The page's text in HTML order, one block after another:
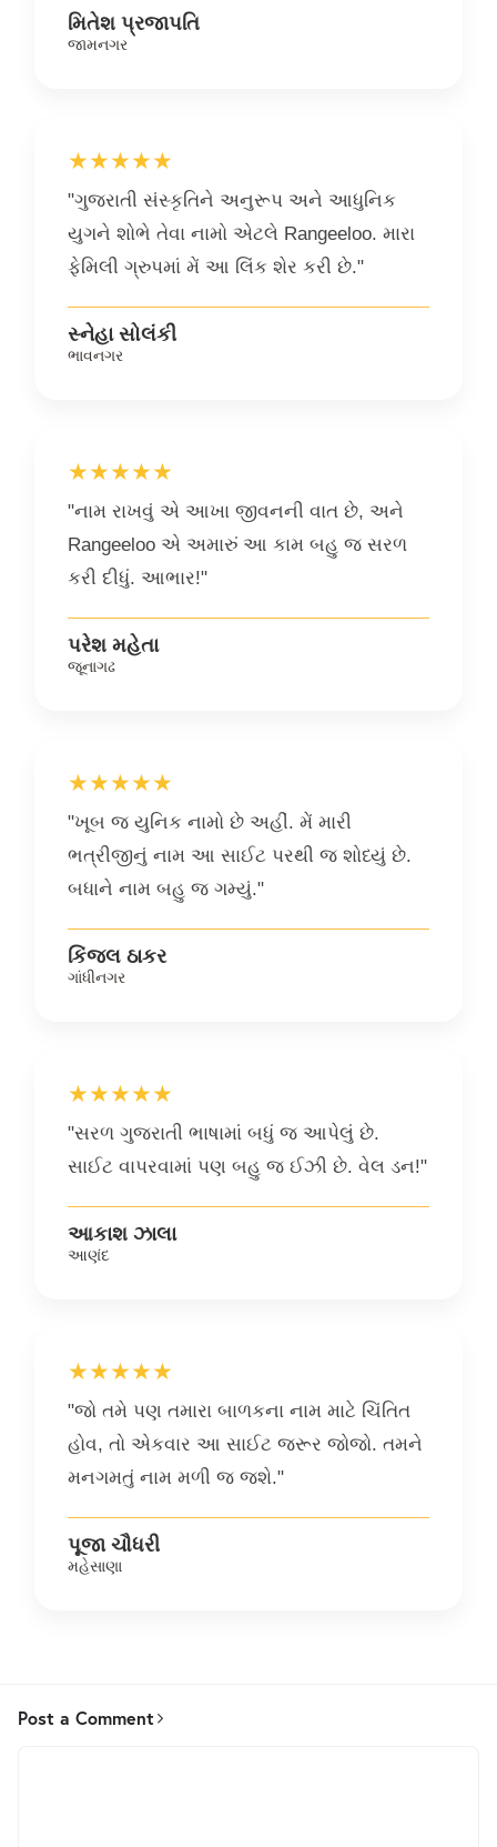
મિતેશ પ્રજાપતિ
જામનગર
★★★★★
"ગુજરાતી સંસ્કૃતિને અનુરૂપ અને આધુનિક
યુગને શોભે તેવા નામો એટલે Rangeeloo. મારા
ફેમિલી ગ્રુપમાં મેં આ લિંક શેર કરી છે."
સ્નેહા સોલંકી
ભાવનગર
★★★★★
"નામ રાખવું એ આખા જીવનની વાત છે, અને
Rangeeloo એ અમારું આ કામ બહુ જ સરળ
કરી દીધું. આભાર!"
પરેશ મહેતા
જૂનાગઢ
★★★★★
"ખૂબ જ યુનિક નામો છે અહીં. મેં મારી
ભત્રીજીનું નામ આ સાઈટ પરથી જ શોધ્યું છે.
બધાને નામ બહુ જ ગમ્યું."
કિંજલ ઠાકર
ગાંધીનગર
★★★★★
"સરળ ગુજરાતી ભાષામાં બધું જ આપેલું છે.
સાઈટ વાપરવામાં પણ બહુ જ ઈઝી છે. વેલ ડન!"
આકાશ ઝાલા
આણંદ
★★★★★
"જો તમે પણ તમારા બાળકના નામ માટે ચિંતિત
હોવ, તો એકવાર આ સાઈટ જરૂર જોજો. તમને
મનગમતું નામ મળી જ જશે."
પૂજા ચૌધરી
મહેસાણા
Post a Comment